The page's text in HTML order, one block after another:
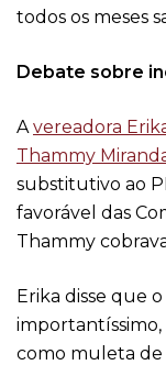
todos os meses
Debate sobre
Avereadora
Thammy
substitutivo ao
favorável das
Thammy
Erika disse que
importantíssimo,
como muleta de